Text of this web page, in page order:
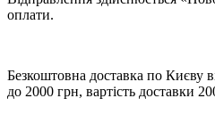
оплати.
Безкоштовна доставка по Києву
до 2000 грн, вартість доставки